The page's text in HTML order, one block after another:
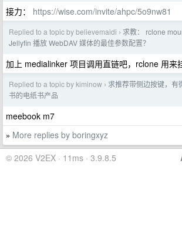
接力： https://wise.com/invite/ahpc/5o9nw81
Replied to a topic by believemaidi › 求教： rclone
Jellyfin 播放 WebDAV 媒体的最佳参数配置？
加上 medialinker 项目调用直链吧，rclone 用来
Replied to a topic by kiminow › 求推荐带侧边按键，有
书的电纸书产品
meebook m7
» More replies by boringxyz
© 2026 V2EX · 11ms · 3.9.8.5